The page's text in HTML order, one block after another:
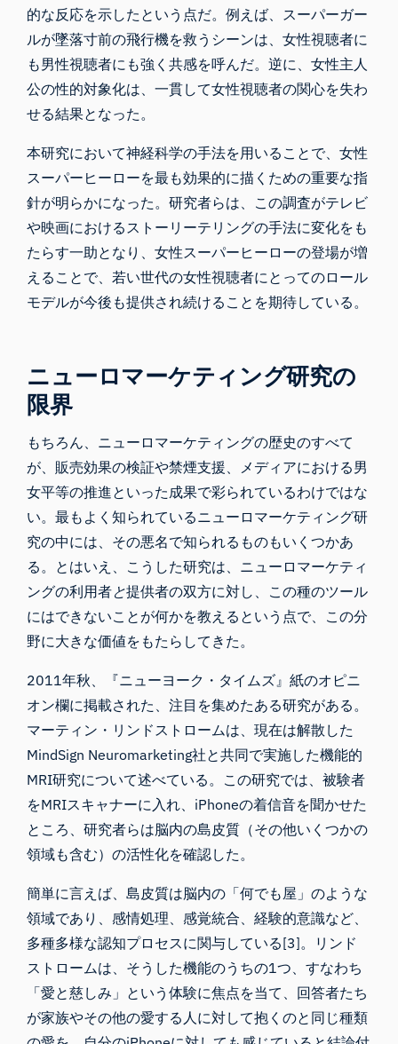
的な反応を示したという点だ。例えば、スーパーガー
ルが墜落寸前の飛行機を救うシーンは、女性視聴者に
も男性視聴者にも強く共感を呼んだ。逆に、女性主人
公の性的対象化は、一貫して女性視聴者の関心を失わ
せる結果となった。
本研究において神経科学の手法を用いることで、女性
スーパーヒーローを最も効果的に描くための重要な指
針が明らかになった。研究者らは、この調査がテレビ
や映画におけるストーリーテリングの手法に変化をも
たらす一助となり、女性スーパーヒーローの登場が増
えることで、若い世代の女性視聴者にとってのロール
モデルが今後も提供され続けることを期待している。
ニューロマーケティング研究の
限界
もちろん、ニューロマーケティングの歴史のすべて
が、販売効果の検証や禁煙支援、メディアにおける男
女平等の推進といった成果で彩られているわけではな
い。最もよく知られているニューロマーケティング研
究の中には、その悪名で知られるものもいくつかあ
る。とはいえ、こうした研究は、ニューロマーケティ
ングの利用者と提供者の双方に対し、この種のツール
にはできないことが何かを教えるという点で、この分
野に大きな価値をもたらしてきた。
2011年秋、『ニューヨーク・タイムズ』紙のオピニ
オン欄に掲載された、注目を集めたある研究がある。
マーティン・リンドストロームは、現在は解散した
MindSign Neuromarketing社と共同で実施した機能的
MRI研究について述べている。この研究では、被験者
をMRIスキャナーに入れ、iPhoneの着信音を聞かせた
ところ、研究者らは脳内の島皮質（その他いくつかの
領域も含む）の活性化を確認した。
簡単に言えば、島皮質は脳内の 「何でも屋」のような
領域であり
、感情処理、感覚統合、経験的意識など、
多種多様な認知プロセスに関与している[3]。リンド
ストロームは、そうした機能のうちの1つ、すなわち
「愛と慈しみ」という体験に焦点を当て、回答者たち
が家族やその他の愛する人に対して抱くのと同じ種類